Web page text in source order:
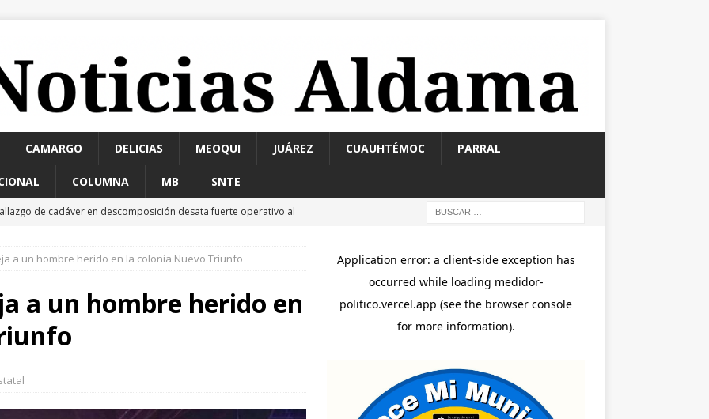
CAMARGO DELICIAS MEOQUI JUÁREZ CUAUHTÉMOC PARRAL
COLUMNA MB SNTE
de cadáver en descomposición desata fuerte operativo al
cuerpo encobijado, maniatado y con huellas de
advertencia de Maru *Más poder al poder *Barredoras… y
BONILLA
a un hombre herido en la colonia Nuevo Triunfo
a un hombre herido en